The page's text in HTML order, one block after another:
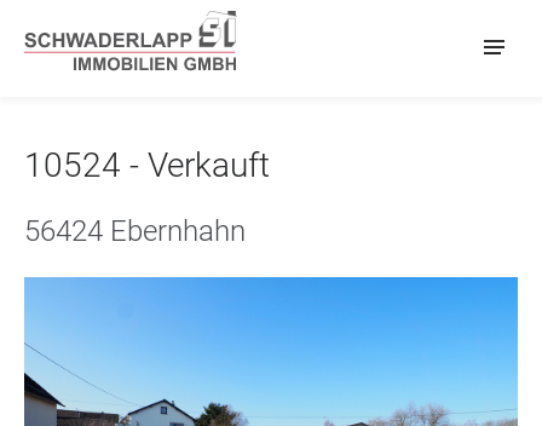
10524 - Verkauft
56424 Ebernhahn